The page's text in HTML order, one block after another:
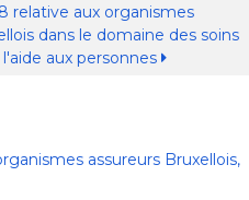
relative aux organismes
dans le domaine des soins
aux personnes
assureurs Bruxellois,